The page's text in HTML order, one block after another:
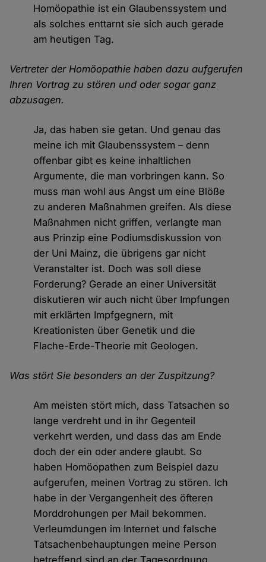
Homöopathie ist ein Glaubenssystem und
als solches enttarnt sie sich auch gerade
am heutigen Tag.
Vertreter der Homöopathie haben dazu aufgerufen
Ihren Vortrag zu stören und oder sogar ganz
abzusagen.
Ja, das haben sie getan. Und genau das
meine ich mit Glaubenssystem – denn
offenbar gibt es keine inhaltlichen
Argumente, die man vorbringen kann. So
muss man wohl aus Angst um eine Blöße
zu anderen Maßnahmen greifen. Als diese
Maßnahmen nicht griffen, verlangte man
aus Prinzip eine Podiumsdiskussion von
der Uni Mainz, die übrigens gar nicht
Veranstalter ist. Doch was soll diese
Forderung? Gerade an einer Universität
diskutieren wir auch nicht über Impfungen
mit erklärten Impfgegnern, mit
Kreationisten über Genetik und die
Flache-Erde-Theorie mit Geologen.
Was stört Sie besonders an der Zuspitzung?
Am meisten stört mich, dass Tatsachen so
lange verdreht und in ihr Gegenteil
verkehrt werden, und dass das am Ende
doch der ein oder andere glaubt. So
haben Homöopathen zum Beispiel dazu
aufgerufen, meinen Vortrag zu stören. Ich
habe in der Vergangenheit des öfteren
Morddrohungen per Mail bekommen.
Verleumdungen im Internet und falsche
Tatsachenbehauptungen meine Person